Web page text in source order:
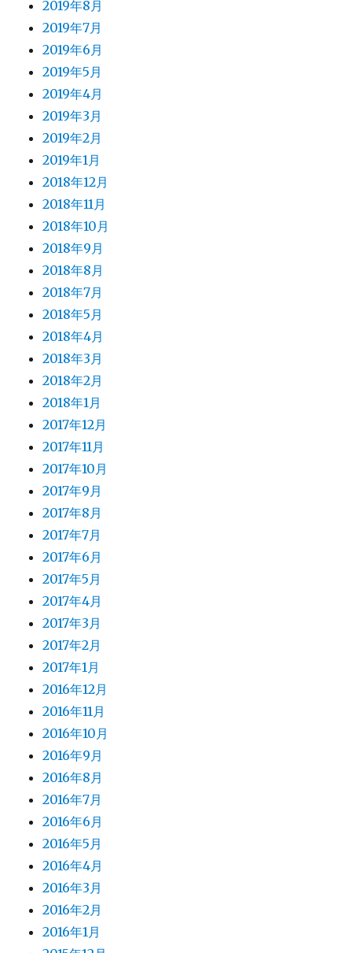
2019年8月
2019年7月
2019年6月
2019年5月
2019年4月
2019年3月
2019年2月
2019年1月
2018年12月
2018年11月
2018年10月
2018年9月
2018年8月
2018年7月
2018年5月
2018年4月
2018年3月
2018年2月
2018年1月
2017年12月
2017年11月
2017年10月
2017年9月
2017年8月
2017年7月
2017年6月
2017年5月
2017年4月
2017年3月
2017年2月
2017年1月
2016年12月
2016年11月
2016年10月
2016年9月
2016年8月
2016年7月
2016年6月
2016年5月
2016年4月
2016年3月
2016年2月
2016年1月